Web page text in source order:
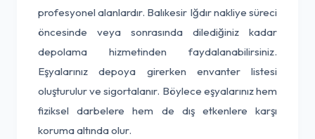
profesyonel alanlardır. Balıkesir Iğdır nakliye süreci
öncesinde veya sonrasında dilediğiniz kadar
depolama hizmetinden faydalanabilirsiniz.
Eşyalarınız depoya girerken envanter listesi
oluşturulur ve sigortalanır. Böylece eşyalarınız hem
fiziksel darbelere hem de dış etkenlere karşı
koruma altında olur.